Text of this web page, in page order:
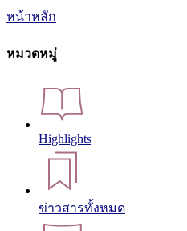
หน้าหลัก
หมวดหมู่
Highlights
ข่าวสารทั้งหมด